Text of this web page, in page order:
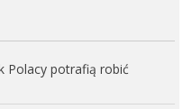
Polacy potrafią robić